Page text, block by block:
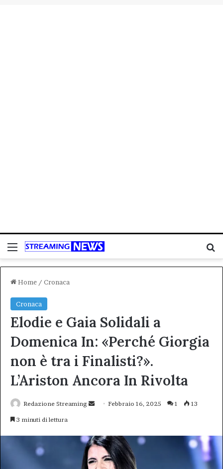
Menu
Home / Cronaca
Cronaca
Elodie e Gaia Solidali a
Domenica In: «Perché Giorgia
non è tra i Finalisti?».
L’Ariston Ancora In Rivolta
Redazione Streaming
InviaFebbraio 16, 2025 1 13
3 minuti di lettura